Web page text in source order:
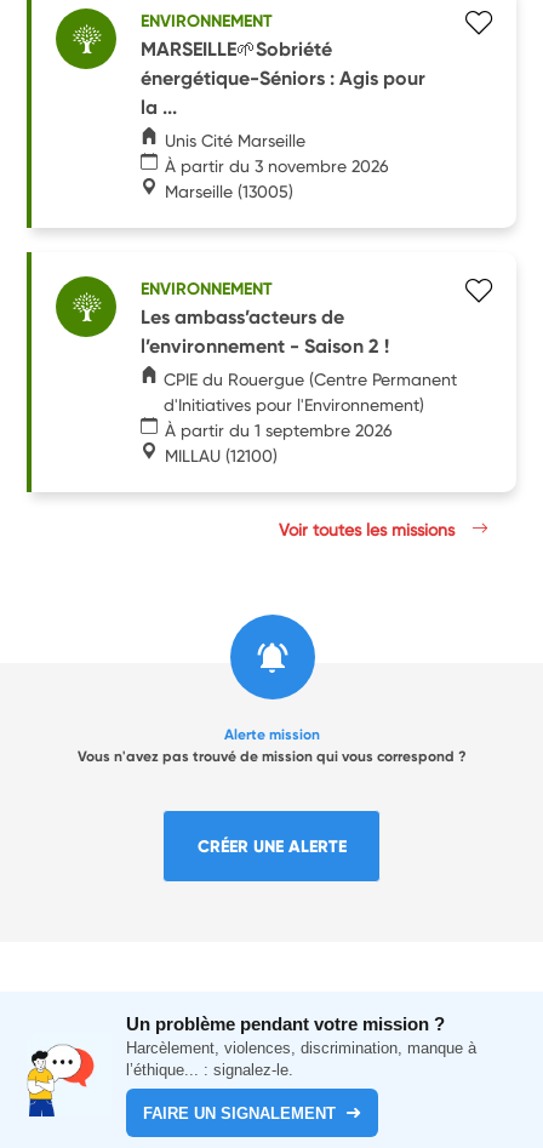
ENVIRONNEMENT
MARSEILLE🌱Sobriété
énergétique-Séniors : Agis pour
la ...
Unis Cité Marseille
À partir du 3 novembre 2026
Marseille (13005)
ENVIRONNEMENT
Les ambass’acteurs de
l’environnement - Saison 2 !
CPIE du Rouergue (Centre Permanent
d'Initiatives pour l'Environnement)
À partir du 1 septembre 2026
MILLAU (12100)
Voir toutes les missions
Alerte mission
Vous n'avez pas trouvé de mission qui vous correspond ?
CRÉER UNE ALERTE
Un problème pendant votre mission ?
Harcèlement, violences, discrimination, manque à
l’éthique... : signalez-le.
FAIRE UN SIGNALEMENT